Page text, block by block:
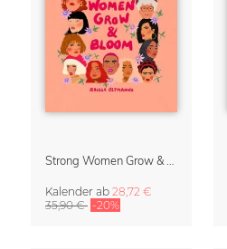
Kalender ab 28,72 €
35,90 € -20%